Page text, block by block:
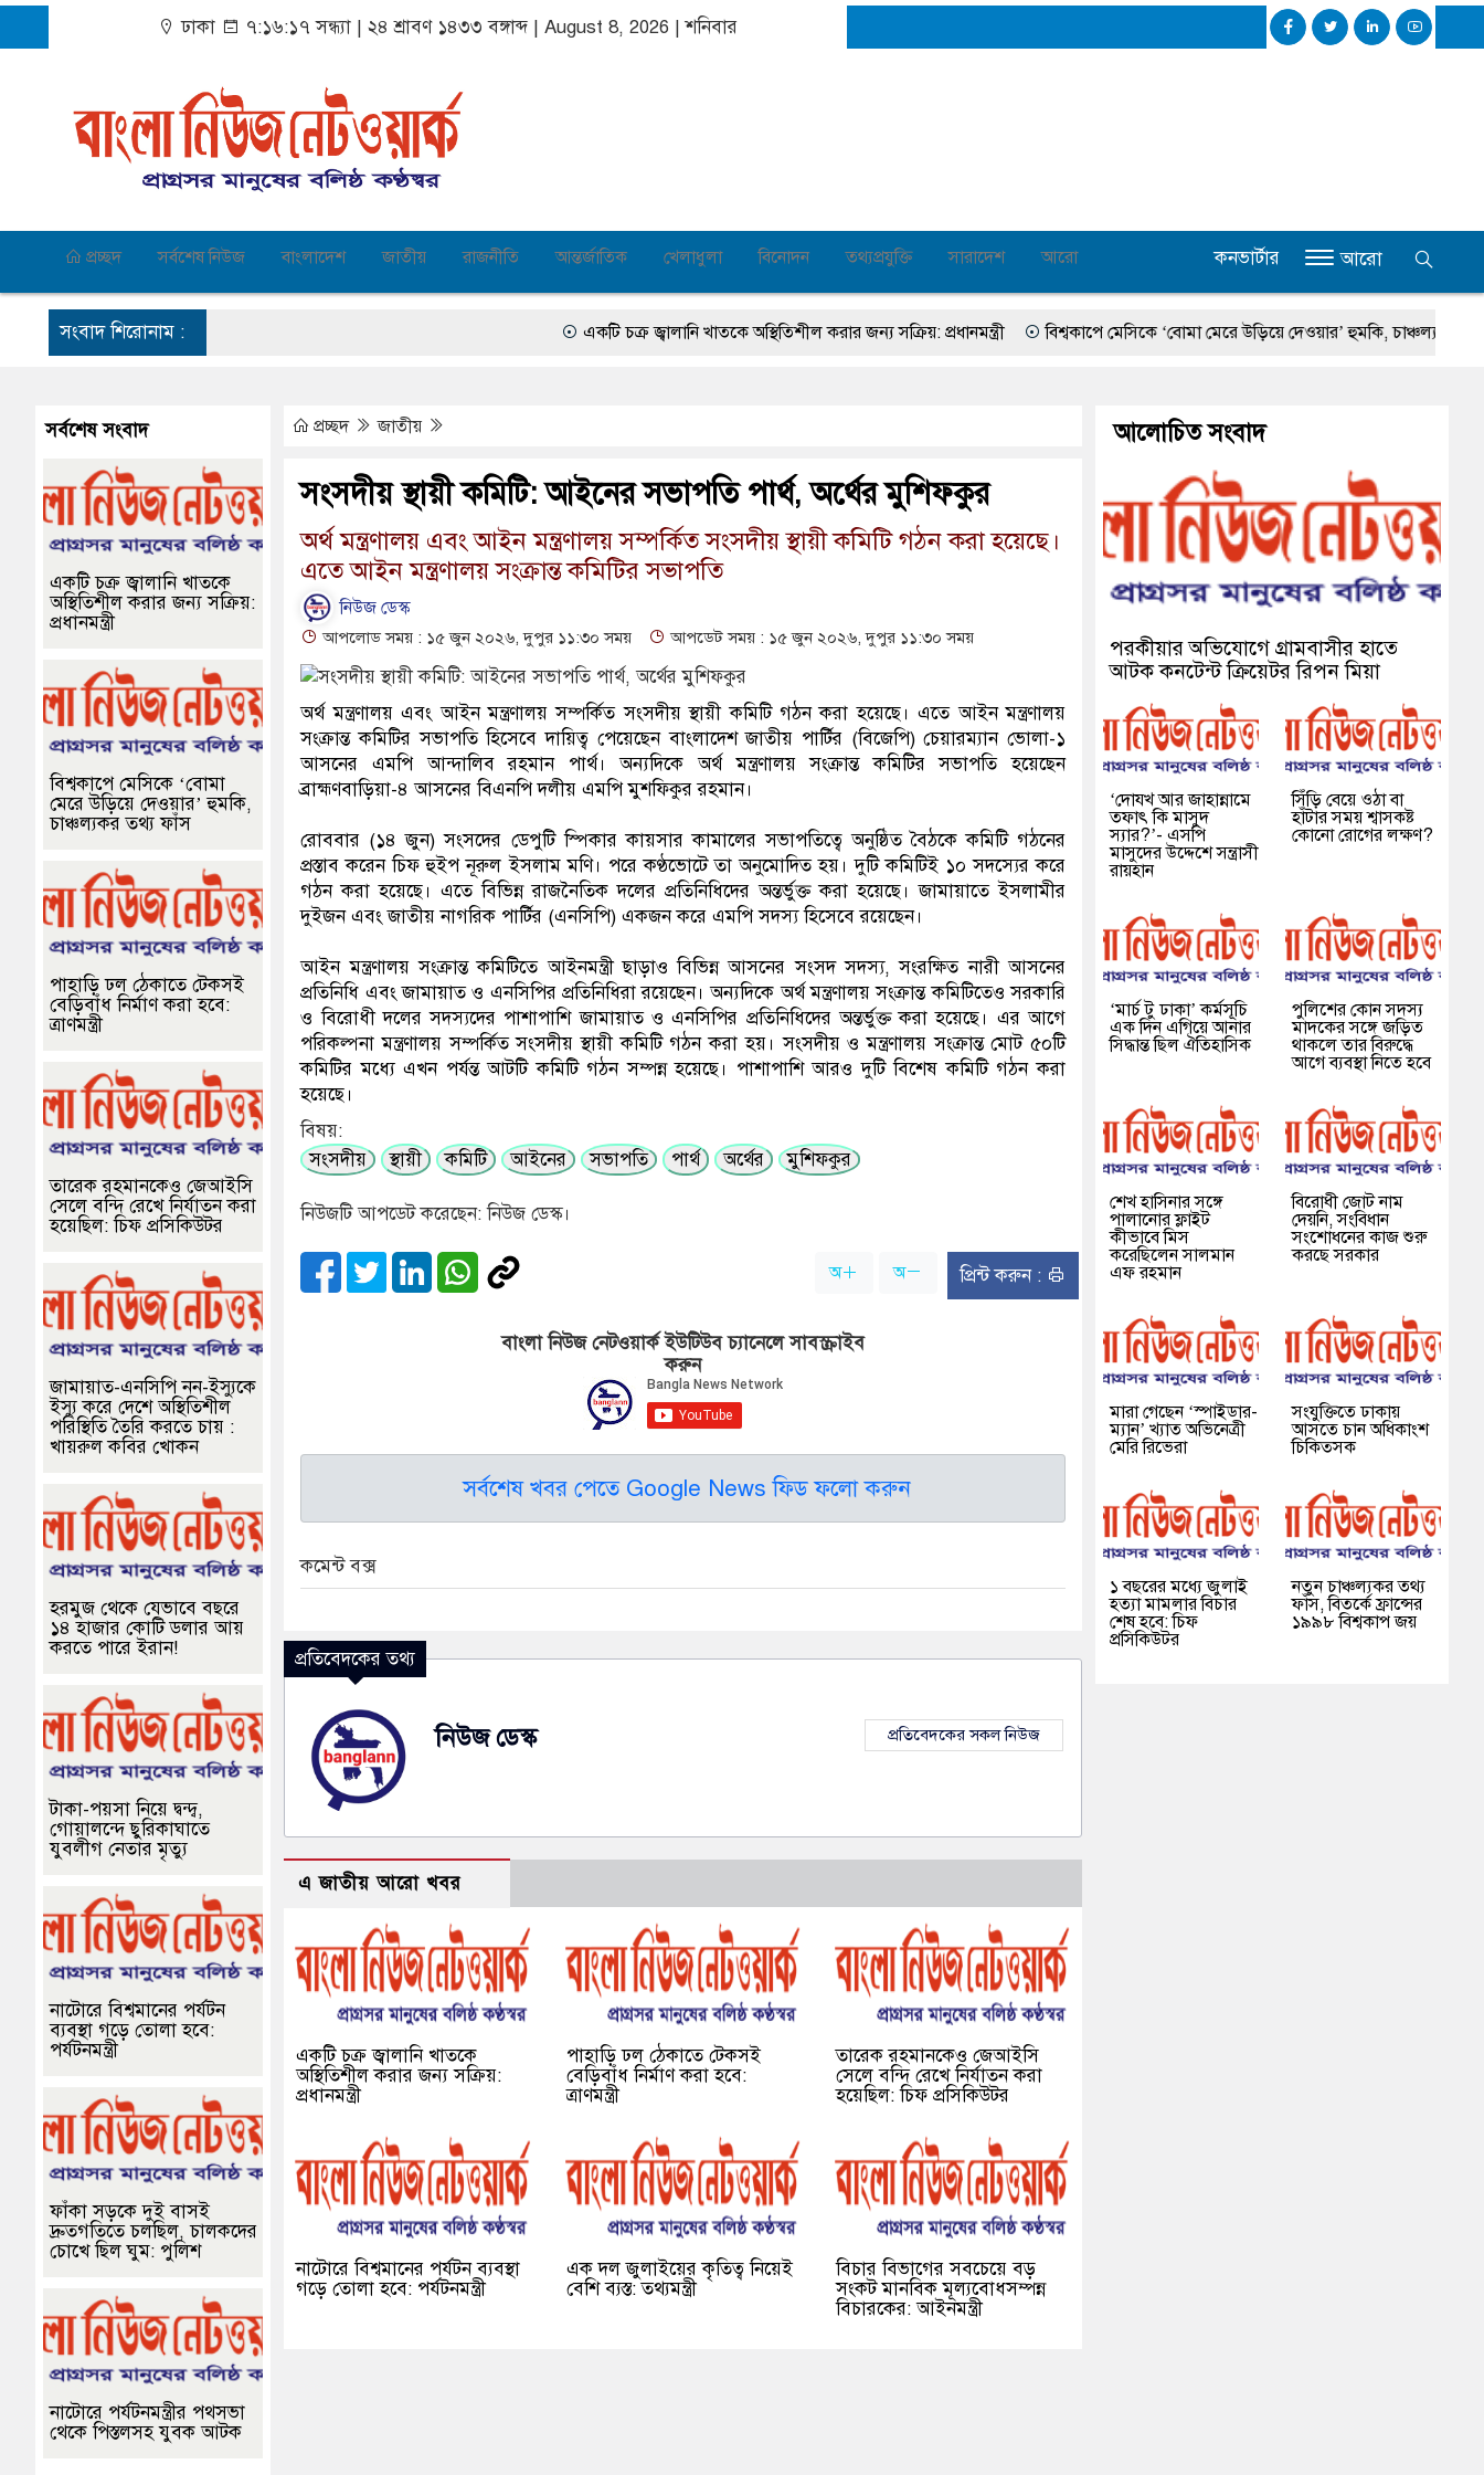
ঢাকা ৭:১৬:১৮ সন্ধ্যা |২৪ শ্রাবণ ১৪৩৩ বঙ্গাব্দ | August 8, 2026 |শনিবার
প্রচ্ছদ সর্বশেষ নিউজ বাংলাদেশ জাতীয় রাজনীতি আন্তর্জাতিক খেলাধুলা বিনোদন তথ্যপ্রযুক্তি সারাদেশ আরো কনভার্টার আরো
সংবাদ শিরোনাম : একটি চক্র জ্বালানি খাতকে অস্থিতিশীল করার জন্য সক্রিয়: প্রধানমন্ত্রী বিশ্বকাপে মেসিকে ‘বোমা মেরে উড়িয়ে দেওয়ার’ হুমকি, চাঞ্চল্যকর তথ্য ফাঁস
প্রচ্ছদ জাতীয়
সংসদীয় স্থায়ী কমিটি: আইনের সভাপতি পার্থ, অর্থের মুশিফকুর
অর্থ মন্ত্রণালয় এবং আইন মন্ত্রণালয় সম্পর্কিত সংসদীয় স্থায়ী কমিটি গঠন করা হয়েছে।
এতে আইন মন্ত্রণালয় সংক্রান্ত কমিটির সভাপতি
নিউজ ডেস্ক
আপলোড সময় : ১৫ জুন ২০২৬, দুপুর ১১:৩০ সময় আপডেট সময় : ১৫ জুন ২০২৬, দুপুর ১১:৩০ সময়
অর্থ মন্ত্রণালয় এবং আইন মন্ত্রণালয় সম্পর্কিত সংসদীয় স্থায়ী কমিটি গঠন করা হয়েছে। এতে আইন মন্ত্রণালয়
সংক্রান্ত কমিটির সভাপতি হিসেবে দায়িত্ব পেয়েছেন বাংলাদেশ জাতীয় পার্টির (বিজেপি) চেয়ারম্যান ভোলা-১
আসনের এমপি আন্দালিব রহমান পার্থ। অন্যদিকে অর্থ মন্ত্রণালয় সংক্রান্ত কমিটির সভাপতি হয়েছেন
ব্রাহ্মণবাড়িয়া-৪ আসনের বিএনপি দলীয় এমপি মুশফিকুর রহমান।
রোববার (১৪ জুন) সংসদের ডেপুটি স্পিকার কায়সার কামালের সভাপতিত্বে অনুষ্ঠিত বৈঠকে কমিটি গঠনের
প্রস্তাব করেন চিফ হুইপ নূরুল ইসলাম মণি। পরে কণ্ঠভোটে তা অনুমোদিত হয়। দুটি কমিটিই ১০ সদস্যের করে
গঠন করা হয়েছে। এতে বিভিন্ন রাজনৈতিক দলের প্রতিনিধিদের অন্তর্ভুক্ত করা হয়েছে। জামায়াতে ইসলামীর
দুইজন এবং জাতীয় নাগরিক পার্টির (এনসিপি) একজন করে এমপি সদস্য হিসেবে রয়েছেন।
আইন মন্ত্রণালয় সংক্রান্ত কমিটিতে আইনমন্ত্রী ছাড়াও বিভিন্ন আসনের সংসদ সদস্য, সংরক্ষিত নারী আসনের
প্রতিনিধি এবং জামায়াত ও এনসিপির প্রতিনিধিরা রয়েছেন। অন্যদিকে অর্থ মন্ত্রণালয় সংক্রান্ত কমিটিতেও সরকারি
ও বিরোধী দলের সদস্যদের পাশাপাশি জামায়াত ও এনসিপির প্রতিনিধিদের অন্তর্ভুক্ত করা হয়েছে। এর আগে
পরিকল্পনা মন্ত্রণালয় সম্পর্কিত সংসদীয় স্থায়ী কমিটি গঠন করা হয়। সংসদীয় ও মন্ত্রণালয় সংক্রান্ত মোট ৫০টি
কমিটির মধ্যে এখন পর্যন্ত আটটি কমিটি গঠন সম্পন্ন হয়েছে। পাশাপাশি আরও দুটি বিশেষ কমিটি গঠন করা
হয়েছে।
বিষয়:
সংসদীয়
স্থায়ী কমিটি আইনের সভাপতি পার্থ অর্থের মুশিফকুর
নিউজটি আপডেট করেছেন: নিউজ ডেস্ক।
অ অ প্রিন্ট করুন :
বাংলা নিউজ নেটওয়ার্ক ইউটিউব চ্যানেলে সাবস্ক্রাইব
করুন
সর্বশেষ খবর পেতে Google News ফিড ফলো করুন
কমেন্ট বক্স
প্রতিবেদকের তথ্য
নিউজ ডেস্ক প্রতিবেদকের সকল নিউজ
এ জাতীয় আরো খবর
একটি চক্র জ্বালানি খাতকে
অস্থিতিশীল করার জন্য সক্রিয়:
প্রধানমন্ত্রী
পাহাড়ি ঢল ঠেকাতে টেকসই
বেড়িবাঁধ নির্মাণ করা হবে:
ত্রাণমন্ত্রী
তারেক রহমানকেও জেআইসি
সেলে বন্দি রেখে নির্যাতন করা
হয়েছিল: চিফ প্রসিকিউটর
নাটোরে বিশ্বমানের পর্যটন ব্যবস্থা
গড়ে তোলা হবে: পর্যটনমন্ত্রী
এক দল জুলাইয়ের কৃতিত্ব নিয়েই
বেশি ব্যস্ত: তথ্যমন্ত্রী
বিচার বিভাগের সবচেয়ে বড়
সংকট মানবিক মূল্যবোধসম্পন্ন
বিচারকের: আইনমন্ত্রী
সর্বশেষ সংবাদ
একটি চক্র জ্বালানি খাতকে
অস্থিতিশীল করার জন্য সক্রিয়:
প্রধানমন্ত্রী
বিশ্বকাপে মেসিকে ‘বোমা
মেরে উড়িয়ে দেওয়ার’ হুমকি,
চাঞ্চল্যকর তথ্য ফাঁস
পাহাড়ি ঢল ঠেকাতে টেকসই
বেড়িবাঁধ নির্মাণ করা হবে:
ত্রাণমন্ত্রী
তারেক রহমানকেও জেআইসি
সেলে বন্দি রেখে নির্যাতন করা
হয়েছিল: চিফ প্রসিকিউটর
জামায়াত-এনসিপি নন-ইস্যুকে
ইস্যু করে দেশে অস্থিতিশীল
পরিস্থিতি তৈরি করতে চায় :
খায়রুল কবির খোকন
হরমুজ থেকে যেভাবে বছরে
১৪ হাজার কোটি ডলার আয়
করতে পারে ইরান!
টাকা-পয়সা নিয়ে দ্বন্দ্ব,
গোয়ালন্দে ছুরিকাঘাতে
যুবলীগ নেতার মৃত্যু
নাটোরে বিশ্বমানের পর্যটন
ব্যবস্থা গড়ে তোলা হবে:
পর্যটনমন্ত্রী
ফাঁকা সড়কে দুই বাসই
দ্রুতগতিতে চলছিল, চালকদের
চোখে ছিল ঘুম: পুলিশ
নাটোরে পর্যটনমন্ত্রীর পথসভা
থেকে পিস্তলসহ যুবক আটক
আলোচিত সংবাদ
পরকীয়ার অভিযোগে গ্রামবাসীর হাতে
আটক কনটেন্ট ক্রিয়েটর রিপন মিয়া
‘দোযখ আর জাহান্নামে
তফাৎ কি মাসুদ
স্যার?’- এসপি
মাসুদের উদ্দেশে সন্ত্রাসী
রায়হান
সিঁড়ি বেয়ে ওঠা বা
হাঁটার সময় শ্বাসকষ্ট
কোনো রোগের লক্ষণ?
‘মার্চ টু ঢাকা’ কর্মসূচি
এক দিন এগিয়ে আনার
সিদ্ধান্ত ছিল ঐতিহাসিক
পুলিশের কোন সদস্য
মাদকের সঙ্গে জড়িত
থাকলে তার বিরুদ্ধে
আগে ব্যবস্থা নিতে হবে
শেখ হাসিনার সঙ্গে
পালানোর ফ্লাইট
কীভাবে মিস
করেছিলেন সালমান
এফ রহমান
বিরোধী জোট নাম
দেয়নি, সংবিধান
সংশোধনের কাজ শুরু
করছে সরকার
মারা গেছেন ‘স্পাইডার-
ম্যান’ খ্যাত অভিনেত্রী
মেরি রিভেরা
সংযুক্তিতে ঢাকায়
আসতে চান অধিকাংশ
চিকিত্সক
১ বছরের মধ্যে জুলাই
হত্যা মামলার বিচার
শেষ হবে: চিফ
প্রসিকিউটর
নতুন চাঞ্চল্যকর তথ্য
ফাঁস, বিতর্কে ফ্রান্সের
১৯৯৮ বিশ্বকাপ জয়